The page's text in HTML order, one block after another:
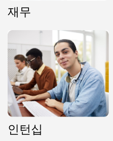
재무
인턴십